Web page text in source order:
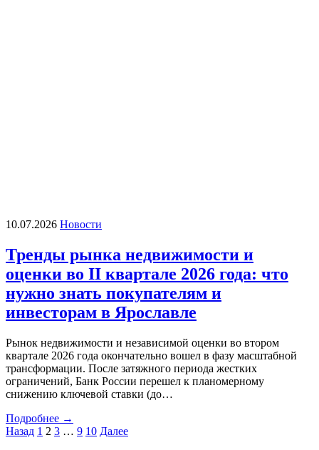
10.07.2026 Новости
Тренды рынка недвижимости и
оценки во II квартале 2026 года: что
нужно знать покупателям и
инвесторам в Ярославле
Рынок недвижимости и независимой оценки во втором
квартале 2026 года окончательно вошел в фазу масштабной
трансформации. После затяжного периода жестких
ограничений, Банк России перешел к планомерному
снижению ключевой ставки (до…
Подробнее →
Назад 1 2 3 … 9 10 Далее